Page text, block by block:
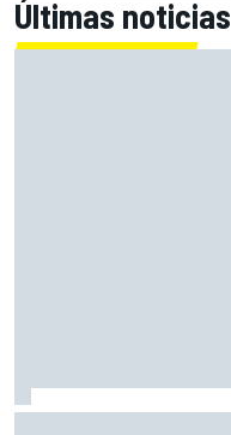
Últimas noticias